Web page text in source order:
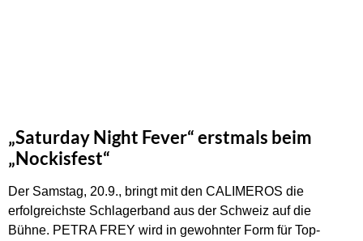
„Saturday Night Fever“ erstmals beim
„Nockisfest“
Der Samstag, 20.9., bringt mit den CALIMEROS die
erfolgreichste Schlagerband aus der Schweiz auf die
Bühne. PETRA FREY wird in gewohnter Form für Top-